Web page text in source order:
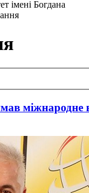
імені Богдана
міжнародне